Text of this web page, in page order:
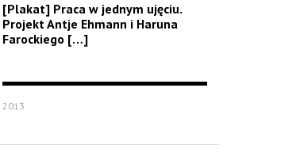
[Plakat] Praca w jednym ujęciu.
Projekt Antje Ehmann i Haruna
Farockiego […]
2013